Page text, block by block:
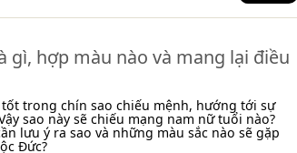
gì, hợp màu nào và mang lại điều
tốt trong chín sao chiếu mệnh, hướng tới sự
sao này sẽ chiếu mạng nam nữ tuổi nào?
lưu ý ra sao và những màu sắc nào sẽ gặp
Đức?